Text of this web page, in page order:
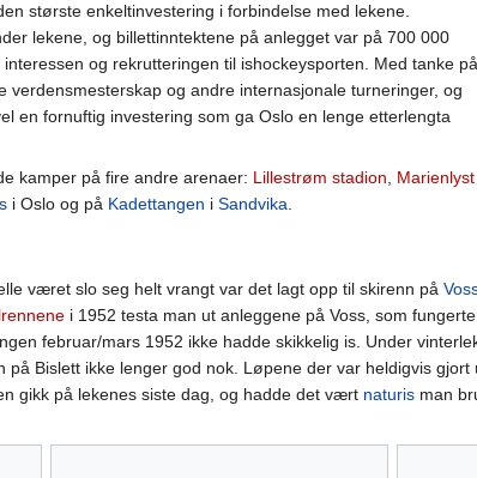
største enkeltinvestering i forbindelse med lekene.
lekene, og billettinntektene på anlegget var på 700 000
og rekrutteringen til ishockeysporten. Med tanke
verdensmesterskap og andre internasjonale turneringer, og
en fornuftig investering som ga Oslo en lenge etterlengta
kamper på fire andre arenaer: Lillestrøm stadion, Marienlyst
i Oslo og på Kadettangen i Sandvika.
været slo seg helt vrangt var det lagt opp til skirenn på
i 1952 testa man ut anleggene på Voss, som
februar/mars 1952 ikke hadde skikkelig is. Under
på Bislett ikke lenger god nok. Løpene der var heldigvis
gikk på lekenes siste dag, og hadde det vært naturis man